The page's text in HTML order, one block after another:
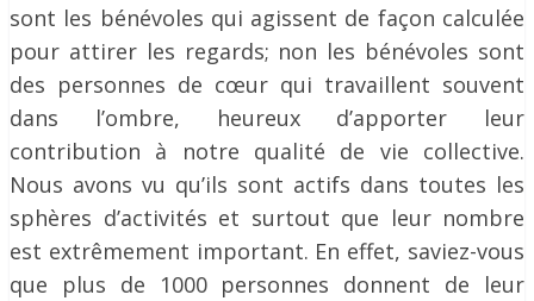
sont les bénévoles qui agissent de façon calculée
pour attirer les regards; non les bénévoles sont
des personnes de cœur qui travaillent souvent
dans l’ombre, heureux d’apporter leur
contribution à notre qualité de vie collective.
Nous avons vu qu’ils sont actifs dans toutes les
sphères d’activités et surtout que leur nombre
est extrêmement important. En effet, saviez-vous
que plus de 1000 personnes donnent de leur